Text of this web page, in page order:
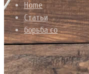
Home
Статьи
борьба со